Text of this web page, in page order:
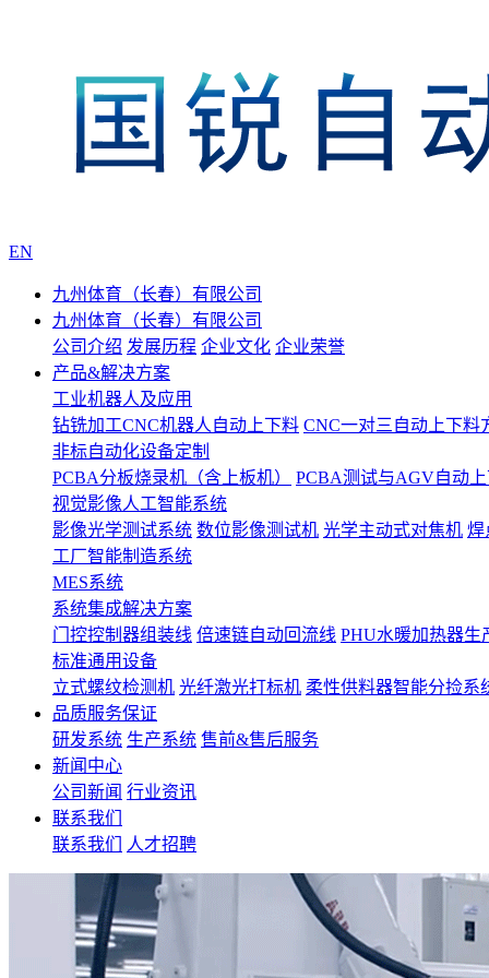
EN
九州体育（长春）有限公司
九州体育（长春）有限公司
公司介绍 发展历程 企业文化 企业荣誉
产品&解决方案
工业机器人及应用
钻铣加工CNC机器人自动上下料 CNC一对三自动上下料
非标自动化设备定制
PCBA分板烧录机（含上板机）
PCBA测试与AGV自动
视觉影像人工智能系统
影像光学测试系统 数位影像测试机 光学主动式对焦机 焊
工厂智能制造系统
MES系统
系统集成解决方案
门控控制器组装线 倍速链自动回流线 PHU水暖加热器生
标准通用设备
立式螺纹检测机 光纤激光打标机 柔性供料器智能分捡系
品质服务保证
研发系统 生产系统 售前&售后服务
新闻中心
公司新闻 行业资讯
联系我们
联系我们
人才招聘